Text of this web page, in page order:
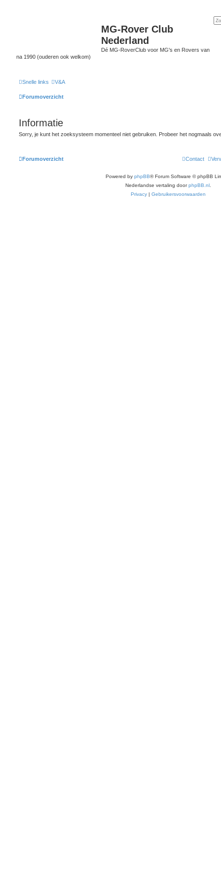
MG-Rover Club
Nederland
Dé MG-RoverClub voor MG's en Rovers van
na 1990 (ouderen ook welkom)
Snelle links V&A
Forumoverzicht
Informatie
Sorry, je kunt het zoeksysteem momenteel niet gebruiken. Probeer het nogmaals
Forumoverzicht Contact
Powered by phpBB® Forum Software © phpBB
Nederlandse vertaling doorphpBB.nl.
Privacy| Gebruikersvoorwaarden